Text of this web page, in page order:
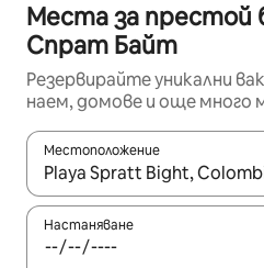
Места за престой
Спрат Байт
Резервирайте уникални
наем, домове и още много
Местоположение
Когато резултатите се
Настаняване